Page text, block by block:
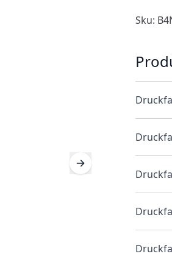
Sku: